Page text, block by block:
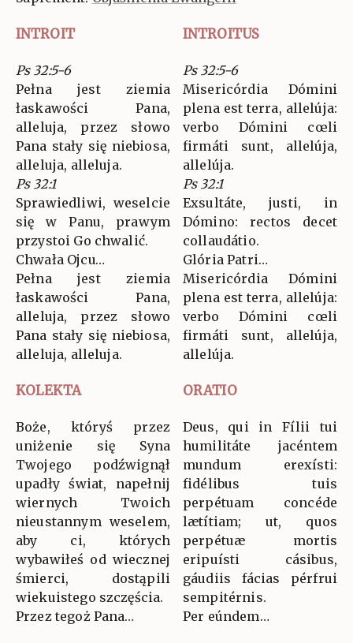
INTROIT INTROITUS
Ps 32:5-6
Pełna jest ziemia
łaskawości Pana,
alleluja, przez słowo
Pana stały się niebiosa,
alleluja, alleluja.
Ps 32:1
Sprawiedliwi, weselcie
się w Panu, prawym
przystoi Go chwalić.
Chwała Ojcu…
Pełna jest ziemia
łaskawości Pana,
alleluja, przez słowo
Pana stały się niebiosa,
alleluja, alleluja.
Ps 32:5-6
Misericórdia Dómini
plena est terra, allelúja:
verbo Dómini cœli
firmáti sunt, allelúja,
allelúja.
Ps 32:1
Exsultáte, justi, in
Dómino: rectos decet
collaudátio.
Glória Patri…
Misericórdia Dómini
plena est terra, allelúja:
verbo Dómini cœli
firmáti sunt, allelúja,
allelúja.
KOLEKTA ORATIO
Boże, któryś przez
uniżenie się Syna
Twojego podźwignął
upadły świat, napełnij
wiernych Twoich
nieustannym weselem,
aby ci, których
wybawiłeś od wiecznej
śmierci, dostąpili
wiekuistego szczęścia.
Przez tegoż Pana…
Deus, qui in Fílii tui
humilitáte jacéntem
mundum erexísti:
fidélibus tuis
perpétuam concéde
lætítiam; ut, quos
perpétuæ mortis
eripuísti cásibus,
gáudiis fácias pérfrui
sempitérnis.
Per eúndem…